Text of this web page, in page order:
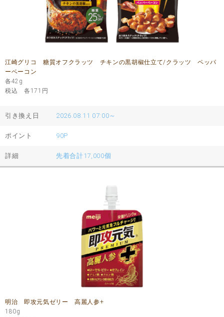
江崎グリコ 糖質オフクラッツ チキンの黒胡椒仕立て/クラッツ ペッパ
ーベーコン
各42g
税込 各171 円
引き換え日 2026.08.11 07:00～
ポイント 90P
詳細 先着合計17,000個
明治 即攻元気ゼリー 高麗人参+
180g